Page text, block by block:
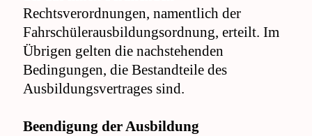
Rechtsverordnungen, namentlich der
Fahrschülerausbildungsordnung, erteilt. Im
Übrigen gelten die nachstehenden
Bedingungen, die Bestandteile des
Ausbildungsvertrages sind.
Beendigung der Ausbildung